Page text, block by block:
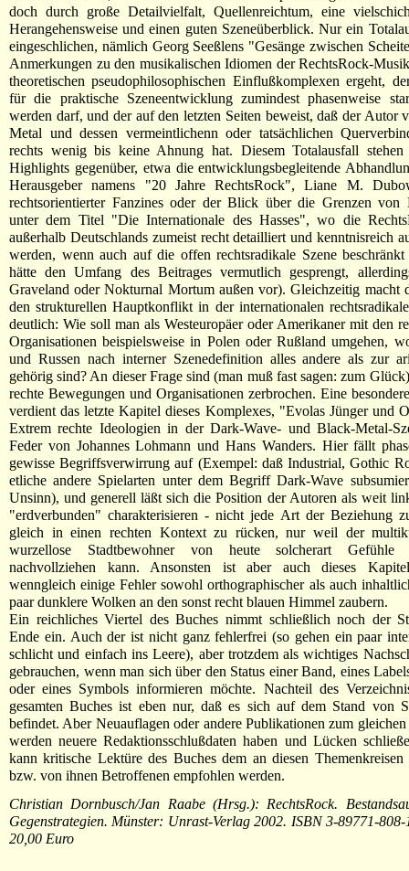
doch durch große Detailvielfalt, Quellenreichtum, eine
Herangehensweise und einen guten Szeneüberblick. Nur ein
eingeschlichen, nämlich Georg Seeßlens "Gesänge zwischen
Anmerkungen zu den musikalischen Idiomen der RechtsRock-
theoretischen pseudophilosophischen Einflußkomplexen ergeht,
für die praktische Szeneentwicklung zumindest phasenweise
werden darf, und der auf den letzten Seiten beweist, daß der Autor
Metal und dessen vermeintlichenn oder tatsächlichen
rechts wenig bis keine Ahnung hat. Diesem Totalausfall stehen
Highlights gegenüber, etwa die entwicklungsbegleitende
Herausgeber namens "20 Jahre RechtsRock", Liane M.
rechtsorientierter Fanzines oder der Blick über die Grenzen
unter dem Titel "Die Internationale des Hasses", wo die
außerhalb Deutschlands zumeist recht detailliert und kenntnisreich
werden, wenn auch auf die offen rechtsradikale Szene beschränkt
hätte den Umfang des Beitrages vermutlich gesprengt,
Graveland oder Nokturnal Mortum außen vor). Gleichzeitig macht
den strukturellen Hauptkonflikt in der internationalen
deutlich: Wie soll man als Westeuropäer oder Amerikaner mit den
Organisationen beispielsweise in Polen oder Rußland umgehen,
und Russen nach interner Szenedefinition alles andere als zur
gehörig sind? An dieser Frage sind (man muß fast sagen: zum
rechte Bewegungen und Organisationen zerbrochen. Eine
verdient das letzte Kapitel dieses Komplexes, "Evolas Jünger und
Extrem rechte Ideologien in der Dark-Wave- und Black-Metal-
Feder von Johannes Lohmann und Hans Wanders. Hier fällt
gewisse Begriffsverwirrung auf (Exempel: daß Industrial, Gothic
etliche andere Spielarten unter dem Begriff Dark-Wave
Unsinn), und generell läßt sich die Position der Autoren als weit
"erdverbunden" charakterisieren - nicht jede Art der Beziehung
gleich in einen rechten Kontext zu rücken, nur weil der
wurzellose Stadtbewohner von heute solcherart
nachvollziehen kann. Ansonsten ist aber auch dieses
wenngleich einige Fehler sowohl orthographischer als auch
paar dunklere Wolken an den sonst recht blauen Himmel zaubern.
Ein reichliches Viertel des Buches nimmt schließlich noch der
Ende ein. Auch der ist nicht ganz fehlerfrei (so gehen ein paar
schlicht und einfach ins Leere), aber trotzdem als wichtiges
gebrauchen, wenn man sich über den Status einer Band, eines
oder eines Symbols informieren möchte. Nachteil des
gesamten Buches ist eben nur, daß es sich auf dem Stand von
befindet. Aber Neuauflagen oder andere Publikationen zum
werden neuere Redaktionsschlußdaten haben und Lücken
kann kritische Lektüre des Buches dem an diesen Themenkreisen
bzw. von ihnen Betroffenen empfohlen werden.
Christian Dornbusch/Jan Raabe (Hrsg.): RechtsRock.
Gegenstrategien. Münster: Unrast-Verlag 2002. ISBN 3-89771-808-
20,00 Euro